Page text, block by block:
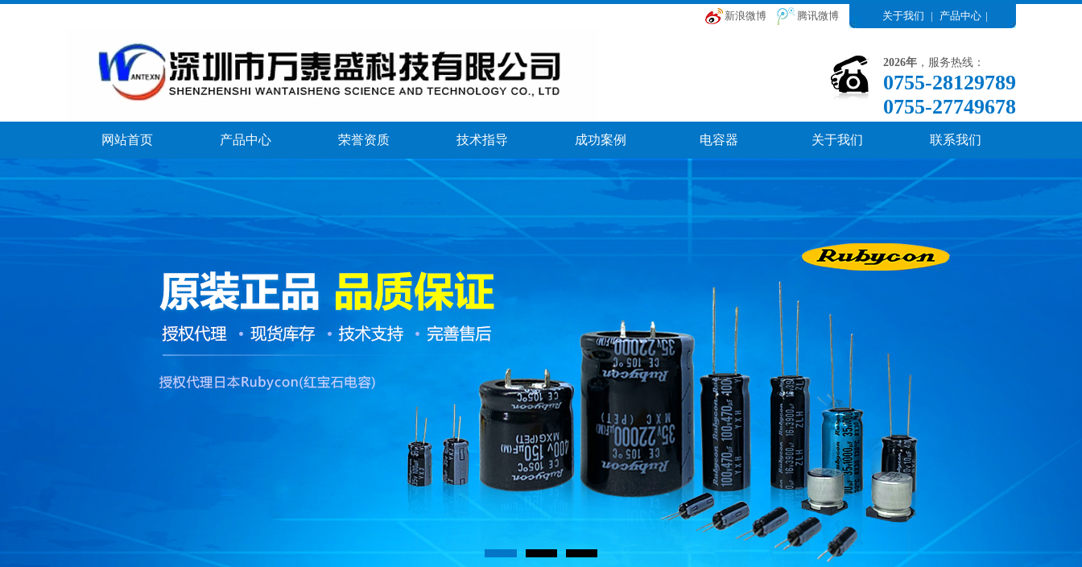
关于我们 | 产品中心 |
腾讯微博
新浪微博
2026年 ，服务热线：
0755-28129789
0755-27749678
网站首页 产品中心 荣誉资质 技术指导 成功案例 电容器 关于我们 联系我们
banner